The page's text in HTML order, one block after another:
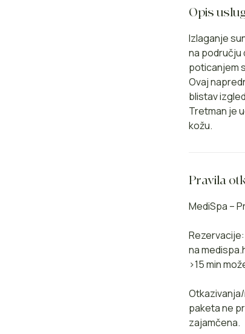
Opis
Izlaganje
na području
poticanjem
Ovaj
blistav
Tretman je
kožu.
Pravila
MediSpa –
na
>15 min
paketa ne
zajamčena.